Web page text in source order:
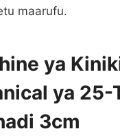
maarufu.
ya
ya 25-
3cm